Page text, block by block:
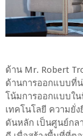
ด้าน Mr. Robert
ด้านการออกแบบที่น่
โน้มการออกแบบใ
เทคโนโลยี ความยั่
ดันหลัก เป็นศูนย์กล